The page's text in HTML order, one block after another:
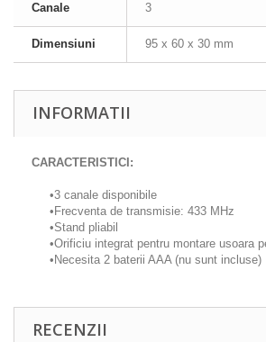
Canale 3
Dimensiuni 95 x 60 x 30 mm
INFORMATII
CARACTERISTICI:
•3 canale disponibile
•Frecventa de transmisie: 433 MHz
•Stand pliabil
•Orificiu integrat pentru montare usoara
•Necesita 2 baterii AAA (nu sunt incluse)
RECENZII